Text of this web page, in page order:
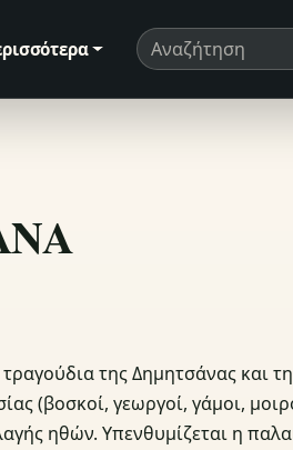
Όρος αναζήτησης
της Δημητσάνας και
(βοσκοί, γεωργοί, γάμοι,
ηθών. Υπενθυμίζεται η